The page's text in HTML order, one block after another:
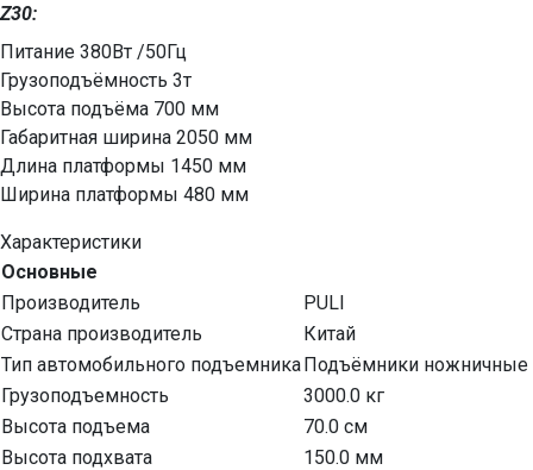
Z30:
Питание 380Вт /50Гц
Грузоподъёмность 3т
Высота подъёма 700 мм
Габаритная ширина 2050 мм
Длина платформы 1450 мм
Ширина платформы 480 мм
Характеристики
Основные
Производитель
PULI
Страна производитель
Китай
Тип автомобильного подъемникаПодъёмники ножничные
Грузоподъемность
3000.0 кг
Высота подъема
70.0 см
Высота подхвата
150.0 мм